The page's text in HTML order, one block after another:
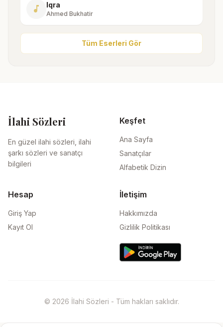
music_note Iqra
Ahmed Bukhatir
Tüm Eserleri Gör
İlahi Sözleri
En güzel ilahi sözleri, ilahi
şarkı sözleri ve sanatçı
bilgileri
Keşfet
Ana Sayfa
Sanatçılar
Alfabetik Dizin
Hesap
Giriş Yap
Kayıt Ol
İletişim
Hakkımızda
Gizlilik Politikası
© 2026 İlahi Sözleri - Tüm hakları saklıdır.